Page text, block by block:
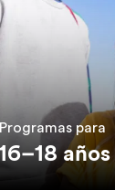
Programas para
años